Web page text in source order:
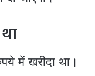
में खरीदा था।